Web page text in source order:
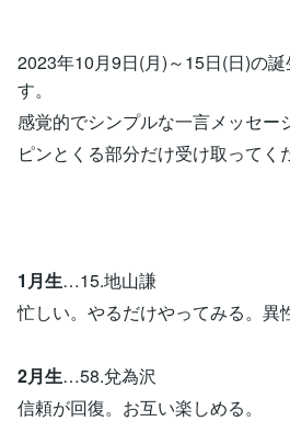
2023年10月9日(月)～15日(日)の
す。
感覚的でシンプルな一言メッセー
ピンとくる部分だけ受け取ってく
1月生…15.地山謙
忙しい。やるだけやってみる。異
2月生…58.兌為沢
信頼が回復。お互い楽しめる。